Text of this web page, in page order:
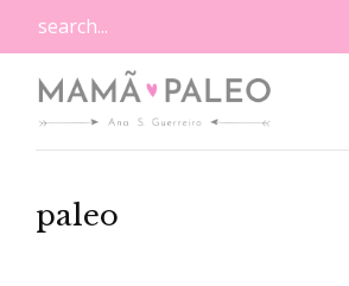
paleo